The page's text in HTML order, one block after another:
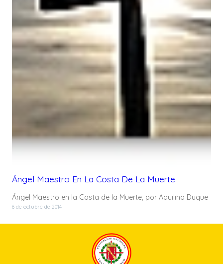
Ángel Maestro En La Costa De La Muerte
Ángel Maestro en la Costa de la Muerte, por Aquilino Duque
6 de octubre de 2014